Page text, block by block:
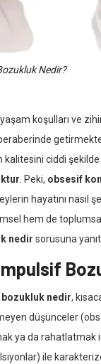
Nedir?
koşulları ve
kalitesini ciddi
. Peki, obsesif
hayatını nasıl
hem de
nedir sorusuna
nedir,
düşünceler
ya da rahatlatmak
ile